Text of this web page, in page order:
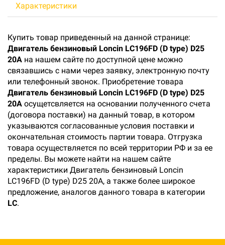
Характеристики
Купить товар приведенный на данной странице:
Двигатель бензиновый Loncin LC196FD (D type) D25
20A на нашем сайте по доступной цене можно
связавшись с нами через заявку, электронную почту
или телефонный звонок. Приобретение товара
Двигатель бензиновый Loncin LC196FD (D type) D25
20A осущетсвляется на основании полученного счета
(договора поставки) на данный товар, в котором
указываются согласованные условия поставки и
окончательная стоимость партии товара. Отгрузка
товара осуществляется по всей территории РФ и за ее
пределы. Вы можете найти на нашем сайте
характеристики Двигатель бензиновый Loncin
LC196FD (D type) D25 20A, а также более широкое
предложение, аналогов данного товара в категории
LC.